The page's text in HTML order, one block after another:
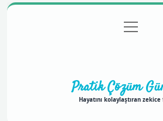
Gizlilik Politikası
menüyü
aç
Pratik Çözüm
Hayatını kolaylaştıran